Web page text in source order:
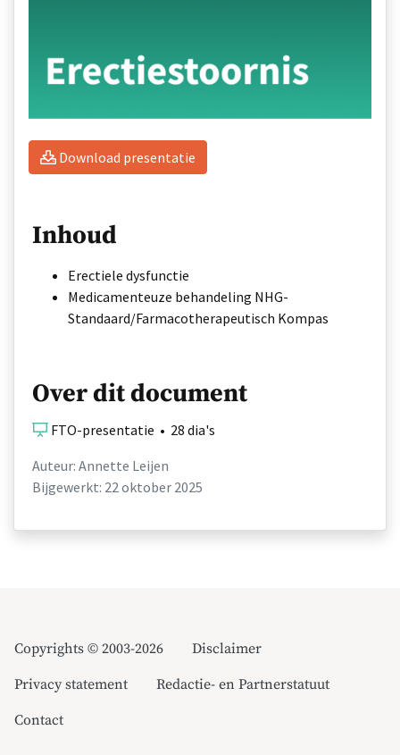
Download presentatie
Inhoud
Erectiele dysfunctie
Medicamenteuze behandeling NHG-
Standaard/Farmacotherapeutisch Kompas
Over dit document
FTO-presentatie • 28 dia's
Auteur: Annette Leijen
Bijgewerkt: 22 oktober 2025
Copyrights © 2003-2026
Disclaimer
Privacy statement
Redactie- en Partnerstatuut
Contact